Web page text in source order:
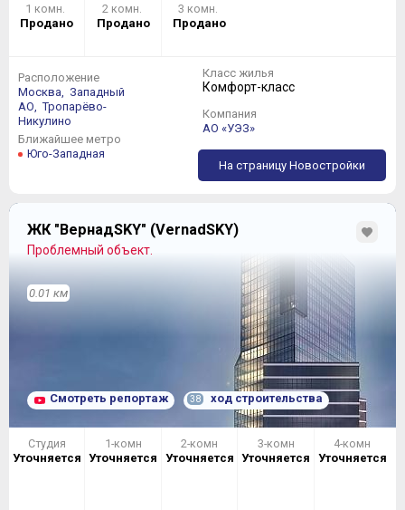
1 комн.
Продано
2 комн.
Продано
3 комн.
Продано
Расположение
Москва,
Западный
АО,
Тропарёво-
Никулино
Ближайшее метро
Юго-Западная
Класс жилья
Комфорт-класс
Компания
АО «УЭЗ»
На страницу Новостройки
ЖК "ВернадSKY" (VernadSKY)
Проблемный объект.
0.01 км
Смотреть репортаж 38 ход строительства
Студия
Уточняется
1-комн
Уточняется
2-комн
Уточняется
3-комн
Уточняется
4-комн
Уточняется